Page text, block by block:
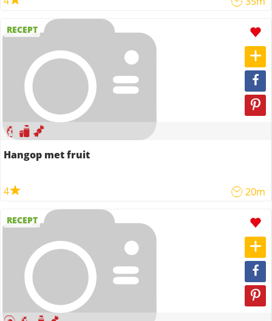
RECEPT
Hangop met fruit
4 20m
RECEPT